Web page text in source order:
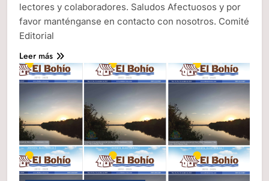
lectores y colaboradores. Saludos Afectuosos y por
favor manténganse en contacto con nosotros. Comité
Editorial
Leer más